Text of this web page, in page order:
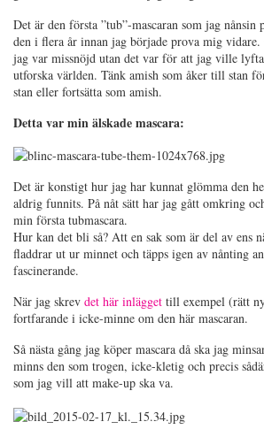
Det är den första ”tub”-mascaran som jag nånsin
den i flera år innan jag började prova mig
jag var missnöjd utan det var för att jag ville
utforska världen. Tänk amish som åker till stan
stan eller fortsätta som amish.
Detta var min älskade mascara:
Det är konstigt hur jag har kunnat glömma den
aldrig funnits. På nåt sätt har jag gått omkring
min första tubmascara.
Hur kan det bli så? Att en sak som är del av ens
fladdrar ut ur minnet och täpps igen av nånting
fascinerande.
När jag skrev det här inlägget till exempel (rätt
fortfarande i icke-minne om den här mascaran.
Så nästa gång jag köper mascara då ska jag
minns den som trogen, icke-kletig och precis
som jag vill att make-up ska va.